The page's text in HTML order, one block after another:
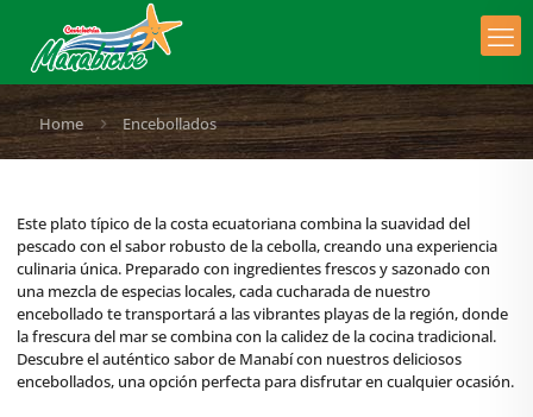
Home Encebollados
Este plato típico de la costa ecuatoriana combina la suavidad del
pescado con el sabor robusto de la cebolla, creando una experiencia
culinaria única. Preparado con ingredientes frescos y sazonado con
una mezcla de especias locales, cada cucharada de nuestro
encebollado te transportará a las vibrantes playas de la región, donde
la frescura del mar se combina con la calidez de la cocina tradicional.
Descubre el auténtico sabor de Manabí con nuestros deliciosos
encebollados, una opción perfecta para disfrutar en cualquier ocasión.